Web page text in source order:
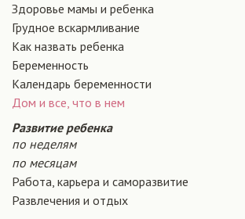
Здоровье мамы и ребенка
Грудное вскармливание
Как назвать ребенка
Беременность
Календарь беременности
Дом и все, что в нем
Развитие ребенка
по неделям
по месяцам
Работа, карьера и саморазвитие
Развлечения и отдых